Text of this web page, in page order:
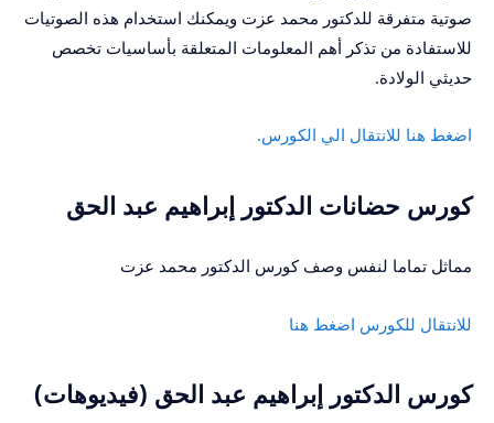
صوتية متفرقة للدكتور محمد عزت ويمكنك استخدام هذه الصوتيات
للاستفادة من تذكر أهم المعلومات المتعلقة بأساسيات تخصص
حديثي الولادة.
اضغط هنا للانتقال الي الكورس.
كورس حضانات الدكتور إبراهيم عبد الحق
مماثل تماما لنفس وصف كورس الدكتور محمد عزت
للانتقال للكورس اضغط هنا
كورس الدكتور إبراهيم عبد الحق (فيديوهات)